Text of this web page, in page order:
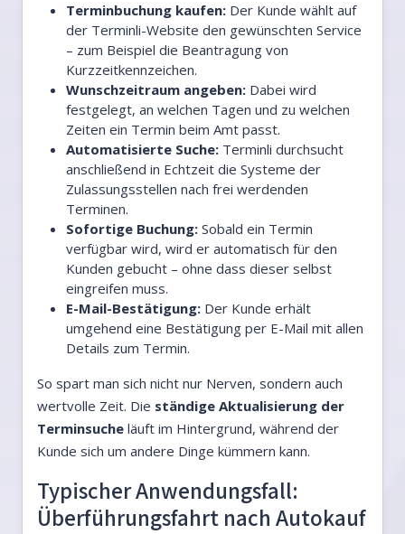
Terminbuchung kaufen: Der Kunde wählt auf
der Terminli-Website den gewünschten Service
– zum Beispiel die Beantragung von
Kurzzeitkennzeichen.
Wunschzeitraum angeben: Dabei wird
festgelegt, an welchen Tagen und zu welchen
Zeiten ein Termin beim Amt passt.
Automatisierte Suche: Terminli durchsucht
anschließend in Echtzeit die Systeme der
Zulassungsstellen nach frei werdenden
Terminen.
Sofortige Buchung: Sobald ein Termin
verfügbar wird, wird er automatisch für den
Kunden gebucht – ohne dass dieser selbst
eingreifen muss.
E-Mail-Bestätigung: Der Kunde erhält
umgehend eine Bestätigung per E-Mail mit allen
Details zum Termin.
So spart man sich nicht nur Nerven, sondern auch
wertvolle Zeit. Die ständige Aktualisierung der
Terminsuche läuft im Hintergrund, während der
Kunde sich um andere Dinge kümmern kann.
Typischer Anwendungsfall:
Überführungsfahrt nach Autokauf